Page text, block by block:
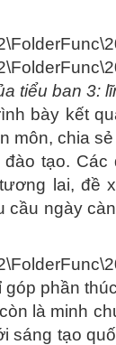
tiểu ban 3:
bày kết
môn, chia
tạo. Các
lai, đề
cầu ngày
góp phần
là minh
sáng tạo